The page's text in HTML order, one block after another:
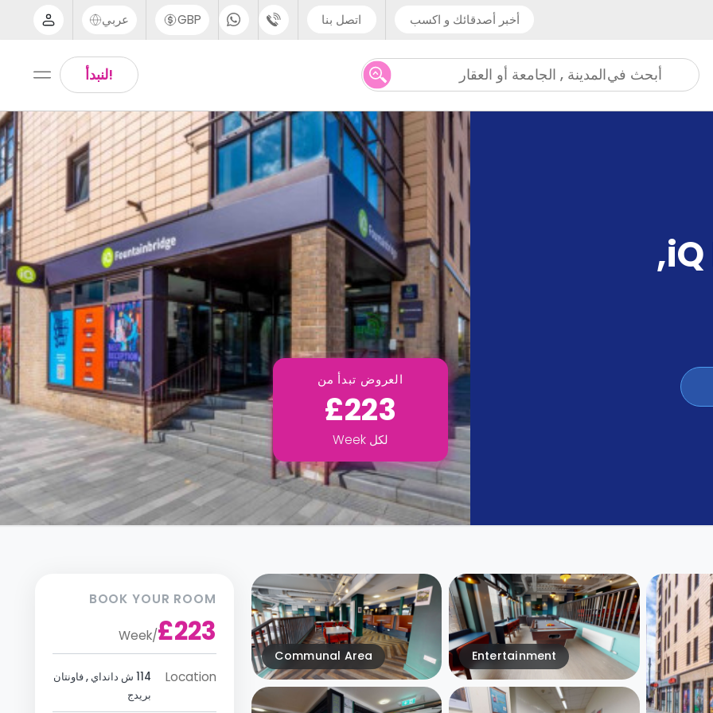
أخبر أصدقائك و اكسب اتصل بنا
UK - +44 (0) 20 3871 8666
IN - +91 (80) 3711 1326
US - +1 (646) 718 6172
GBP عربي
Arabic
English
Thai
!لنبدأ أبحث فيالمدينة , الجامعة أو العقار
,
العروض تبدأ من
£223
لكل Week
Entertainment
Communal Area
BOOK YOUR ROOM
£223
/
Week
Location
114 ش دانداي , فاونتان
بريدج